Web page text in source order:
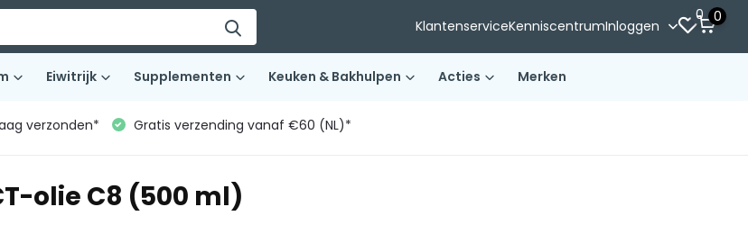
KlantenserviceKenniscentrumInloggen
0 0
Eiwitrijk Supplementen Keuken & Bakhulpen Acties Merken
verzonden* Gratis verzending vanaf €60 (NL)*
olie C8 (500 ml)